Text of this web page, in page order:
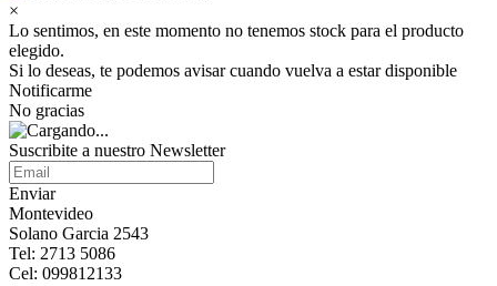
×
Lo sentimos, en este momento no tenemos stock para el producto
elegido.
Si lo deseas, te podemos avisar cuando vuelva a estar disponible
Notificarme
No gracias
Suscribite a nuestro Newsletter
Enviar
Montevideo
Solano Garcia 2543
Tel: 2713 5086
Cel: 099812133